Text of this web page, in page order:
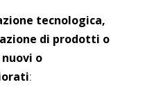
tecnologica,
di prodotti o
o
: